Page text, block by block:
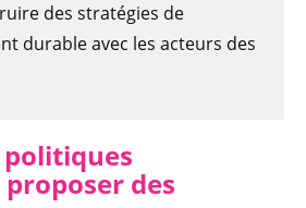
des stratégies de
durable avec les acteurs des
des